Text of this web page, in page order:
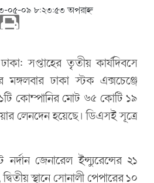
০৫-০৯ ৮:২৩:৫৩ অপরাহ্ন
সপ্তাহের তৃতীয় কার্যদিবসে
মঙ্গলবার ঢাকা স্টক এক্সচেঞ্জে
কোম্পানির মোট ৬৫ কোটি ১৯
লেনদেন হয়েছে। ডিএসই সূত্রে
নর্দান জেনারেল ইন্স্যুরেন্সের ২১
স্থানে সোনালী পেপারের ১০